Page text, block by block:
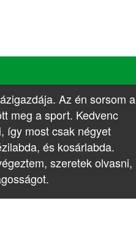
Az én sorsom a
meg a sport. Kedvenc
így most csak négyet
és kosárlabda.
szeretek olvasni,